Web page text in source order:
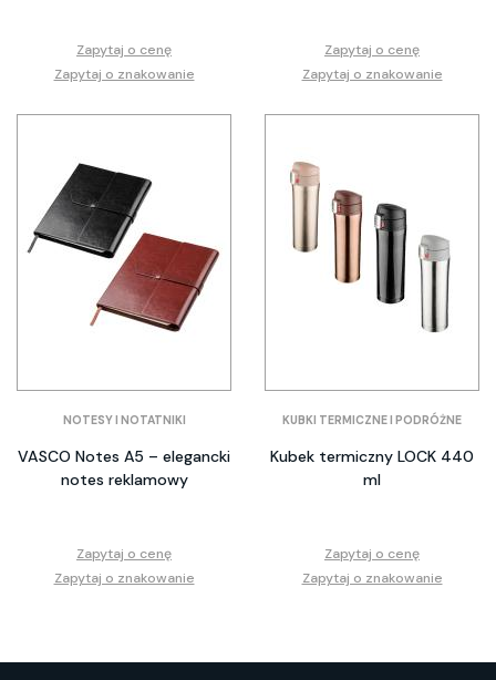
Zapytaj o cenę
Zapytaj o znakowanie
Zapytaj o cenę
Zapytaj o znakowanie
NOTESY I NOTATNIKI
VASCO Notes A5 – elegancki
notes reklamowy
Zapytaj o cenę
Zapytaj o znakowanie
KUBKI TERMICZNE I PODRÓŻNE
Kubek termiczny LOCK 440
ml
Zapytaj o cenę
Zapytaj o znakowanie